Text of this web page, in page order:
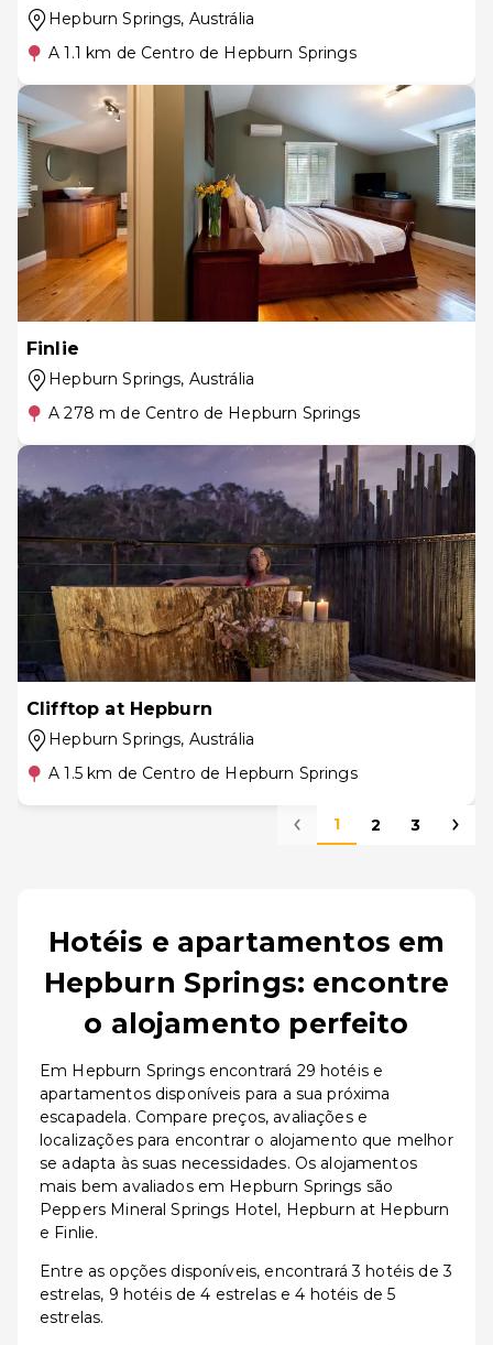
Hepburn Springs, Austrália
A 1.1 km de Centro de Hepburn Springs
Finlie
Hepburn Springs, Austrália
A 278 m de Centro de Hepburn Springs
Clifftop at Hepburn
Hepburn Springs, Austrália
A 1.5 km de Centro de Hepburn Springs
1 2 3
Hotéis e apartamentos em
Hepburn Springs: encontre
o alojamento perfeito
Em Hepburn Springs encontrará 29 hotéis e
apartamentos disponíveis para a sua próxima
escapadela. Compare preços, avaliações e
localizações para encontrar o alojamento que melhor
se adapta às suas necessidades. Os alojamentos
mais bem avaliados em Hepburn Springs são
Peppers Mineral Springs Hotel, Hepburn at Hepburn
e Finlie.
Entre as opções disponíveis, encontrará 3 hotéis de 3
estrelas, 9 hotéis de 4 estrelas e 4 hotéis de 5
estrelas.